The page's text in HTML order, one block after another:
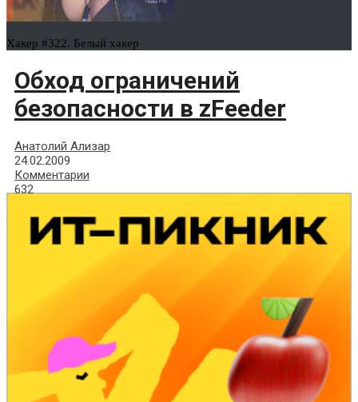
Хакер #322. Белый хакер
Обход ограничений
безопасности в zFeeder
Анатолий Ализар
24.02.2009
Комментарии
632